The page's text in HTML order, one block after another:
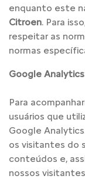
enquanto este
Citroen. Para
respeitar as
normas
Google
Para
usuários que
Google
os visitantes do
conteúdos e,
nossos